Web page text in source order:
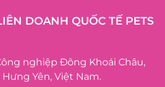
DOANH QUỐC TẾ PETS
nghiệp Đông Khoái Châu,
Yên, Việt Nam.